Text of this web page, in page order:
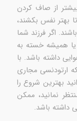
از صاف کردن
بهتر نفس بکشند،
اگر فرزند شما
همیشه خسته به
داشته باشد. با
ارتودنسی مجاری
بهترین شروع را
نمانید، ممکن
داشته باشد.